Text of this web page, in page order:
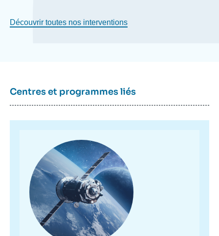
Découvrir toutes nos interventions
Centres et programmes liés
principale